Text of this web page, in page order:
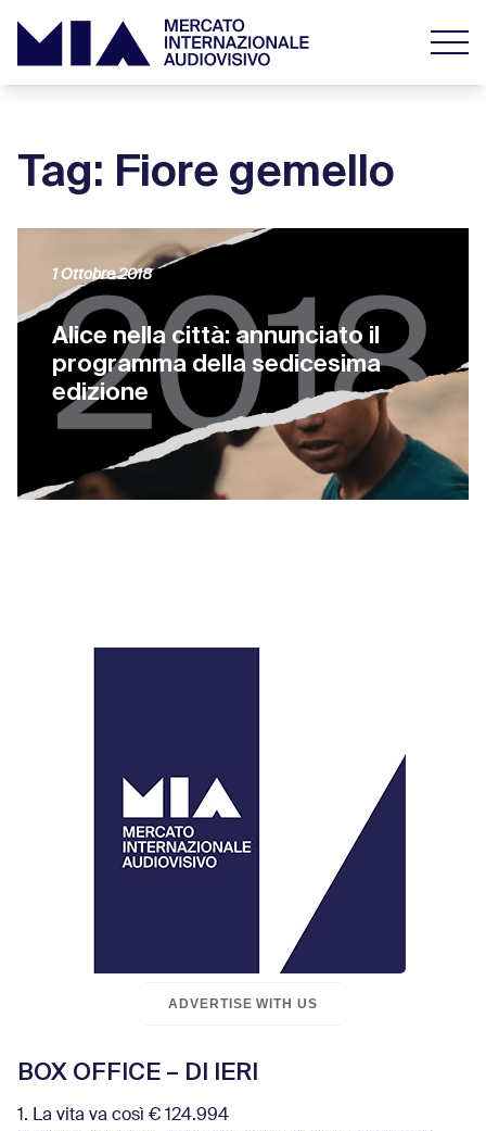
Tag: Fiore gemello
Alice nella città: annunciato il
programma della sedicesima
edizione
1 Ottobre 2018
ADVERTISE WITH US
BOX OFFICE – DI IERI
1. La vita va così € 124.994